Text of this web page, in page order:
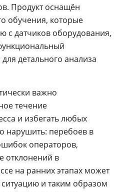
Продукт оснащён
обучения, которые
с датчиков оборудования,
детального анализа
важно
течение
и избегать любых
нарушить: перебоев в
операторов,
отклонений в
на ранних этапах может
и таким образом